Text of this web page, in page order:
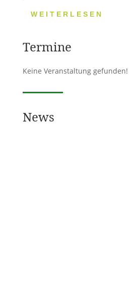
WEITERLESEN
Termine
Keine Veranstaltung gefunden!
News